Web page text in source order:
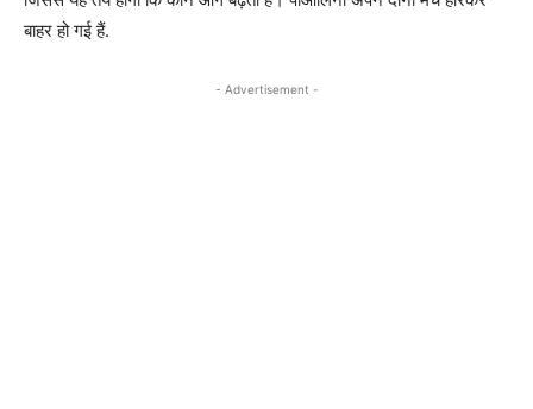
बाहर हो गई हैं.
- Advertisement -